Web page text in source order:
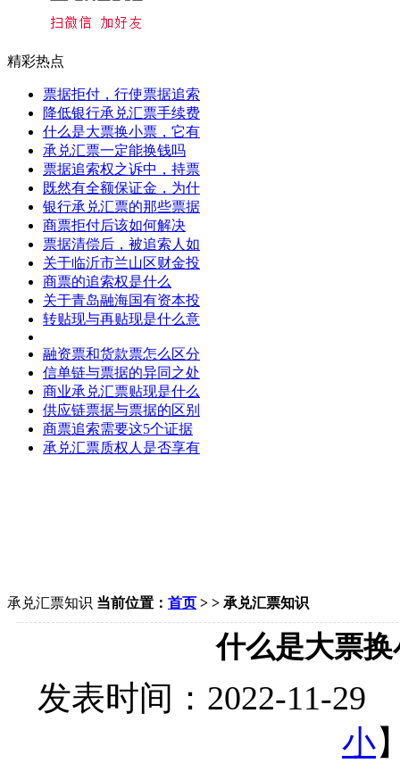
精彩热点
票据拒付，行使票据追索
降低银行承兑汇票手续费
什么是大票换小票，它有
承兑汇票一定能换钱吗
票据追索权之诉中，持票
既然有全额保证金，为什
银行承兑汇票的那些票据
商票拒付后该如何解决
票据清偿后，被追索人如
关于临沂市兰山区财金投
商票的追索权是什么
关于青岛融海国有资本投
转贴现与再贴现是什么意
融资票和货款票怎么区分
信单链与票据的异同之处
商业承兑汇票贴现是什么
供应链票据与票据的区别
商票追索需要这5个证据
承兑汇票质权人是否享有
承兑汇票知识 当前位置： 首页 > > 承兑汇票知识
什么是大票
发表时间： 2022-11-29
小